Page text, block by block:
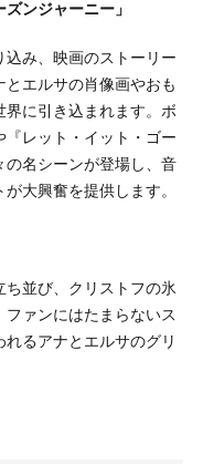
ンジャーニー」
み、映画のストーリー
エルサの肖像画やおも
に引き込まれます。ボ
レット・イット・ゴー
の名シーンが登場し、音
大興奮を提供します。
ち並び、クリストフの氷
ァンにはたまらないス
るアナとエルサのグリ